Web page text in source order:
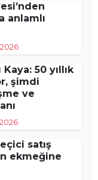
anlamlı
Kaya: 50 yıllık
şimdi
ve
satış
ekmeğine